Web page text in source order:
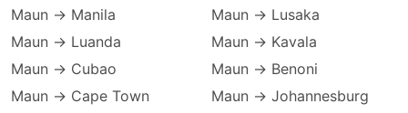
Maun → Manila
Maun → Luanda
Maun → Cubao
Maun → Cape Town
Maun → Lusaka
Maun → Kavala
Maun → Benoni
Maun → Johannesburg